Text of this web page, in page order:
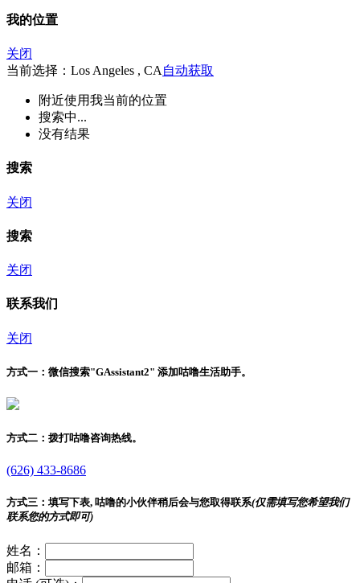
我的位置
关闭
当前选择：Los Angeles , CA 自动获取
附近使用我当前的位置
搜索中...
没有结果
搜索
关闭
搜索
关闭
联系我们
关闭
方式一： 微信搜索"GAssistant2" 添加咕噜生活助手。
方式二： 拨打咕噜咨询热线。
(626) 433-8686
方式三： 填写下表, 咕噜的小伙伴稍后会与您取得联系(仅需填写您希望我们
联系您的方式即可)
姓名：
邮箱：